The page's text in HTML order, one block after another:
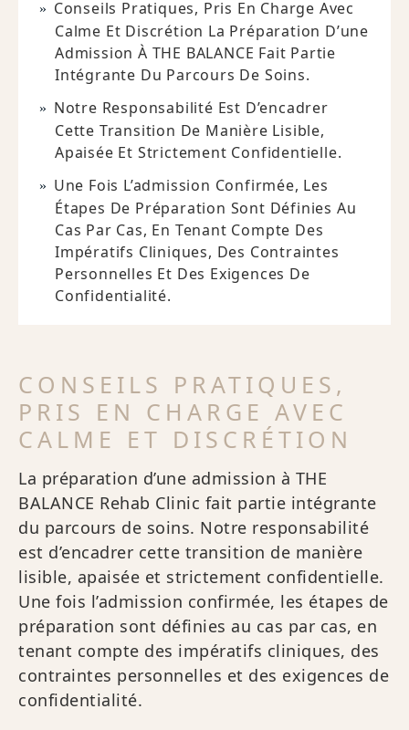
Conseils Pratiques, Pris En Charge Avec
Calme Et Discrétion La Préparation D’une
Admission À THE BALANCE Fait Partie
Intégrante Du Parcours De Soins.
Notre Responsabilité Est D’encadrer
Cette Transition De Manière Lisible,
Apaisée Et Strictement Confidentielle.
Une Fois L’admission Confirmée, Les
Étapes De Préparation Sont Définies Au
Cas Par Cas, En Tenant Compte Des
Impératifs Cliniques, Des Contraintes
Personnelles Et Des Exigences De
Confidentialité.
CONSEILS PRATIQUES,
PRIS EN CHARGE AVEC
CALME ET DISCRÉTION
La préparation d’une admission à THE
BALANCE Rehab Clinic fait partie intégrante
du parcours de soins. Notre responsabilité
est d’encadrer cette transition de manière
lisible, apaisée et strictement confidentielle.
Une fois l’admission confirmée, les étapes de
préparation sont définies au cas par cas, en
tenant compte des impératifs cliniques, des
contraintes personnelles et des exigences de
confidentialité.